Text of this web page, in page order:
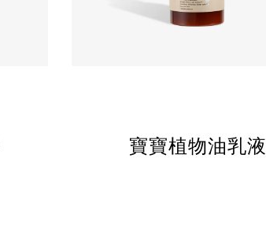
寶寶植物油乳液